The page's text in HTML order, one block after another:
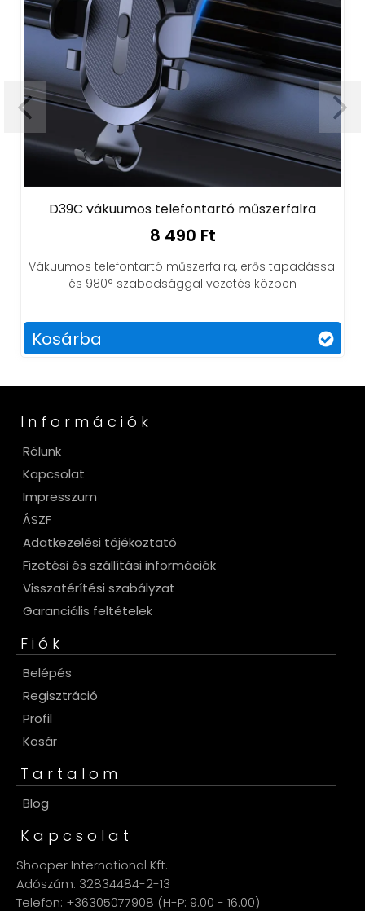
D39C vákuumos telefontartó műszerfalra
8 490 Ft
Vákuumos telefontartó műszerfalra, erős tapadással
és 980° szabadsággal vezetés közben
Kosárba
Információk
Rólunk
Kapcsolat
Impresszum
ÁSZF
Adatkezelési tájékoztató
Fizetési és szállítási információk
Visszatérítési szabályzat
Garanciális feltételek
Fiók
Belépés
Regisztráció
Profil
Kosár
Tartalom
Blog
Kapcsolat
Shooper International Kft.
Adószám: 32834484-2-13
Telefon: +36305077908 (H-P: 9.00 - 16.00)